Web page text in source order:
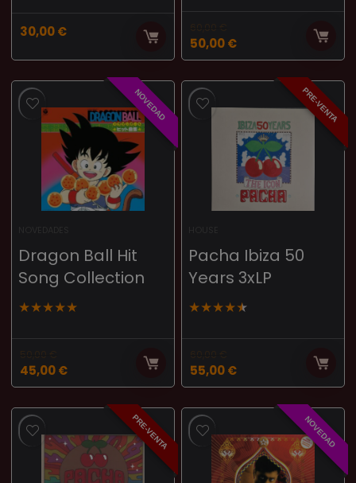
30,00€ 60,00 €
50,00€
NOVEDAD
Dragon Ball Hit
Song Collection
★★★★★
50,00 €
45,00€
PRE-VENTA
Pacha Ibiza 50
Years 3xLP
★★★★★
60,00 €
55,00€
PRE-VENTA NOVEDAD